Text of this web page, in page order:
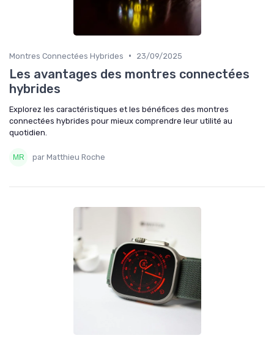
Montres Connectées Hybrides • 23/09/2025
Les avantages des montres connectées
hybrides
Explorez les caractéristiques et les bénéfices des montres
connectées hybrides pour mieux comprendre leur utilité au
quotidien.
par Matthieu Roche